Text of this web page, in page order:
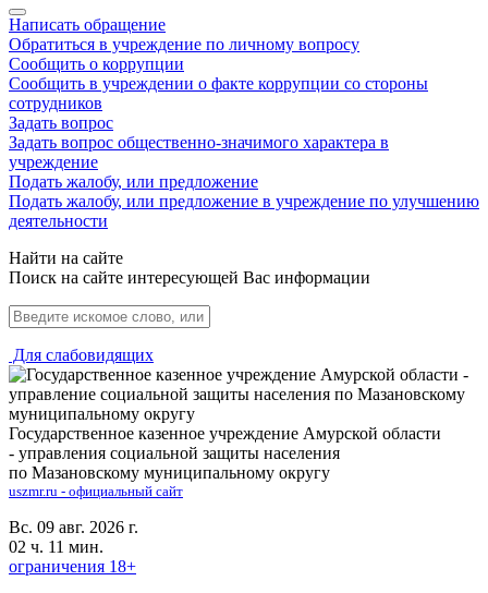
Написать обращение
Обратиться в учреждение по личному вопросу
Сообщить о коррупции
Сообщить в учреждении о факте коррупции со стороны
сотрудников
Задать вопрос
Задать вопрос общественно-значимого характера в
учреждение
Подать жалобу, или предложение
Подать жалобу, или предложение в учреждение по улучшению
деятельности
Найти на сайте
Поиск на сайте интересующей Вас информации
Для слабовидящих
Государственное казенное учреждение Амурской области
- управления социальной защиты населения
по Мазановскому муниципальному округу
uszmr.ru - официальный сайт
Вс. 09 авг. 2026 г.
02 ч. 11 мин.
ограничения 18+